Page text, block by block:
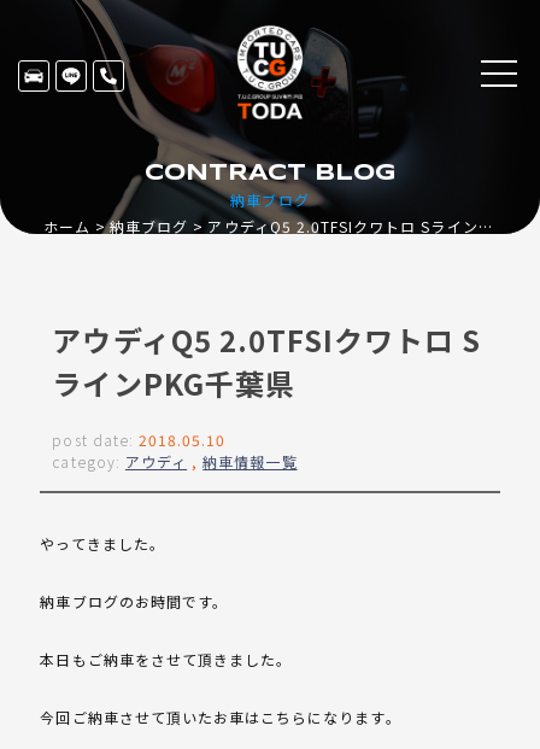
納車ブログ
CONTRACT BLOG
ホーム 納車ブログ アウディQ5 2.0TFSIクワトロ SラインPKG千葉県
アウディQ5 2.0TFSIクワトロ S
ラインPKG千葉県
post date: 2018.05.10
categoy: アウディ ,納車情報一覧
やってきました。
納車ブログのお時間です。
本日もご納車をさせて頂きました。
今回ご納車させて頂いたお車はこちらになります。